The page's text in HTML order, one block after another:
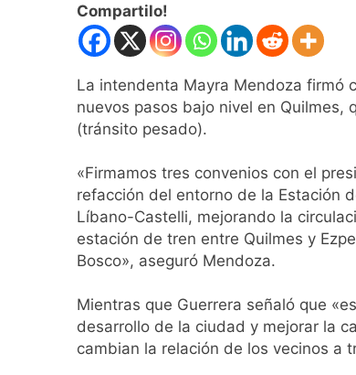
67 barrios
El
15 Horas Atrás
Renunció
17 Horas
Candela
18 Horas
Masiva
18 Horas Atrás
La
Compartilo!
La intendenta Mayra Mendoza firmó
nuevos pasos bajo nivel en
(tránsito pesado).
«Firmamos tres convenios con el
refacción del entorno de la Estación
Líbano-Castelli, mejorando la
estación de tren entre Quilmes y
Bosco», aseguró Mendoza.
Mientras que Guerrera señaló que
desarrollo de la ciudad y mejorar la
cambian la relación de los vecinos a